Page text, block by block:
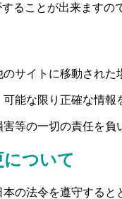
ることが出来ます
サイトに移動され
能な限り正確な情
等の一切の責任を負
ついて
の法令を遵守する